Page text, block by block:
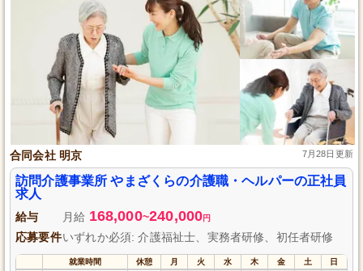
合同会社 明京 7月28日更新
訪問介護事業所 やまざくらの介護職・ヘルパーの正社員
求人
給与 月給 168,000~240,000円
応募要件いずれか必須: 介護福祉士、実務者研修、初任者研修
就業時間 休憩 月 火 水 木 金 土 日